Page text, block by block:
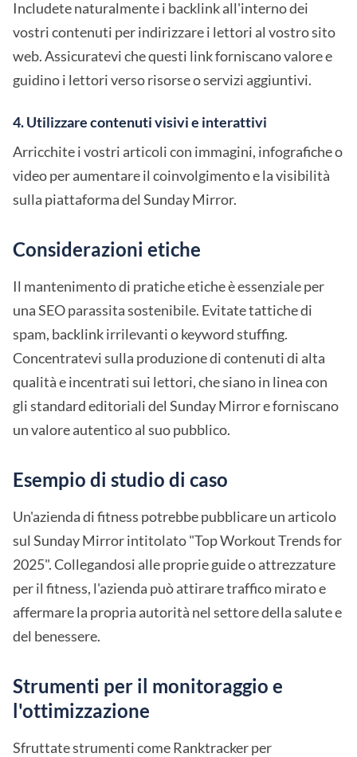
Includete naturalmente i backlink all'interno dei
vostri contenuti per indirizzare i lettori al vostro sito
web. Assicuratevi che questi link forniscano valore e
guidino i lettori verso risorse o servizi aggiuntivi.
4. Utilizzare contenuti visivi e interattivi
Arricchite i vostri articoli con immagini, infografiche o
video per aumentare il coinvolgimento e la visibilità
sulla piattaforma del Sunday Mirror.
Considerazioni etiche
Il mantenimento di pratiche etiche è essenziale per
una SEO parassita sostenibile. Evitate tattiche di
spam, backlink irrilevanti o keyword stuffing.
Concentratevi sulla produzione di contenuti di alta
qualità e incentrati sui lettori, che siano in linea con
gli standard editoriali del Sunday Mirror e forniscano
un valore autentico al suo pubblico.
Esempio di studio di caso
Un'azienda di fitness potrebbe pubblicare un articolo
sul Sunday Mirror intitolato "Top Workout Trends for
2025". Collegandosi alle proprie guide o attrezzature
per il fitness, l'azienda può attirare traffico mirato e
affermare la propria autorità nel settore della salute e
del benessere.
Strumenti per il monitoraggio e
l'ottimizzazione
Sfruttate strumenti come Ranktracker per